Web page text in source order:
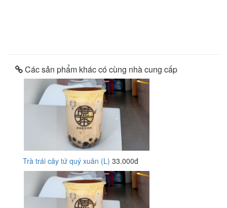
Các sản phẩm khác có cùng nhà cung cấp
Trà trái cây tứ quý xuân (L) 33.000đ